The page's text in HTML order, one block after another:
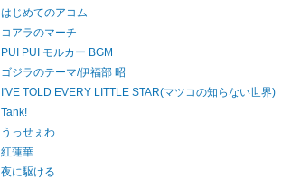
はじめてのアコム
コアラのマーチ
PUI PUI モルカー BGM
ゴジラのテーマ/伊福部 昭
I'VE TOLD EVERY LITTLE STAR(マツコの知らない世界)
Tank!
うっせぇわ
紅蓮華
夜に駆ける